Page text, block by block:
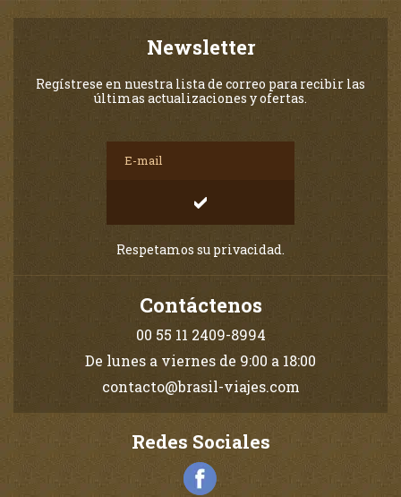
Newsletter
Regístrese en nuestra lista de correo para recibir las
últimas actualizaciones y ofertas.
Respetamos su privacidad.
Contáctenos
00 55 11 2409-8994
De lunes a viernes de 9:00 a 18:00
contacto@brasil-viajes.com
Redes Sociales